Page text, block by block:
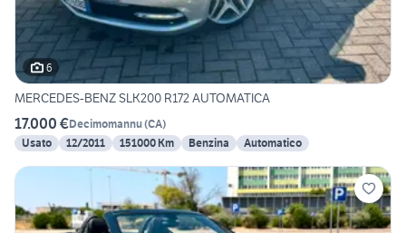
6
MERCEDES-BENZ SLK200 R172 AUTOMATICA
17.000 €Decimomannu(CA)
Usato
12/2011 151000 Km Benzina Automatico